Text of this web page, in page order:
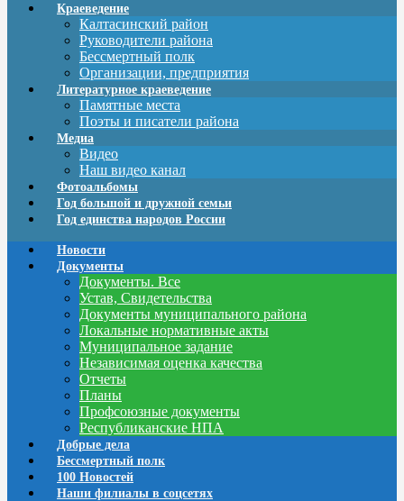
Краеведение
Калтасинский район
Руководители района
Бессмертный полк
Организации, предприятия
Литературное краеведение
Памятные места
Поэты и писатели района
Медиа
Видео
Наш видео канал
Фотоальбомы
Год большой и дружной семьи
Год единства народов России
Новости
Документы
Документы. Все
Устав, Свидетельства
Документы муниципального района
Локальные нормативные акты
Муниципальное задание
Независимая оценка качества
Отчеты
Планы
Профсоюзные документы
Республиканские НПА
Добрые дела
Бессмертный полк
100 Новостей
Наши филиалы в соцсетях